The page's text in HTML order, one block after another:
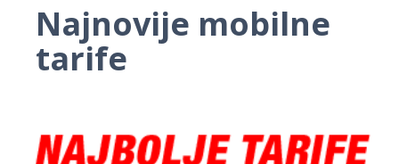
Najnovije mobilne
tarife